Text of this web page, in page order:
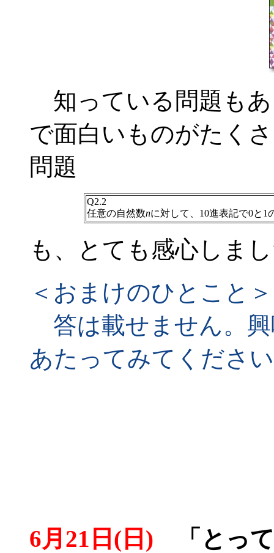
知っている問題も
で面白いものがたく
問題
Q2.2
任意の自然数nに対して、10進表記で0と1
も、とても感心しま
＜おまけのひとこと＞
答は載せません。
あたってみてくださ
6月21日(日) 「とっ